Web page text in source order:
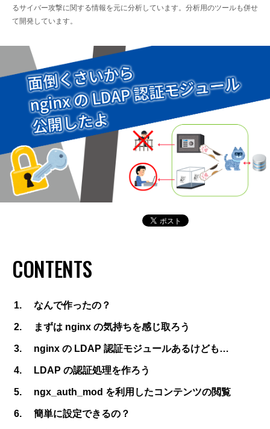
るサイバー攻撃に関する情報を元に分析しています。分析用のツールも併せ
て開発しています。
CONTENTS
なんで作ったの？
まずは nginx の気持ちを感じ取ろう
nginx の LDAP 認証モジュールあるけども…
LDAP の認証処理を作ろう
ngx_auth_mod を利用したコンテンツの閲覧
簡単に設定できるの？